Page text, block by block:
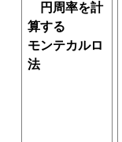
円周率を計
算する
モンテカルロ
法